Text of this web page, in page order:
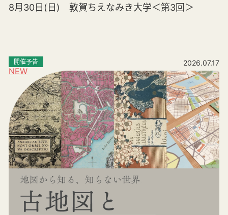
8月30日(日) 敦賀ちえなみき大学＜第3回＞
NEW
開催予告 2026.07.17